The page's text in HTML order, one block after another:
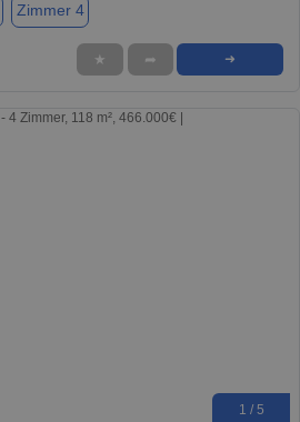
Zimmer 4
★ ➦ ➜
1 / 5